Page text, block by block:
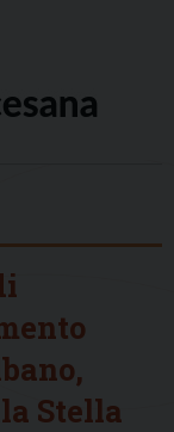
Stella